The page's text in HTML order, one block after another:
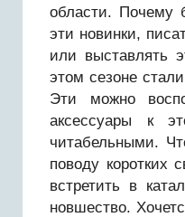
области. Почему
эти новинки,
или выставлять
этом сезоне
Эти можно
аксессуары к
читабельными.
поводу коротких
встретить в
новшество.